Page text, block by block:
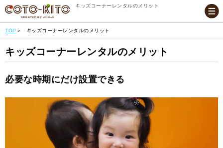
キッズコーナーレンタルのメリット
TOP キッズコーナーレンタルのメリット
キッズコーナーレンタルのメリット
必要な時期にだけ設置できる